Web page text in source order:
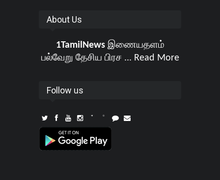
About Us
1TamilNewsஇணையதளம்
பல்வேறு தேசிய பிரச ... Read More
Follow us